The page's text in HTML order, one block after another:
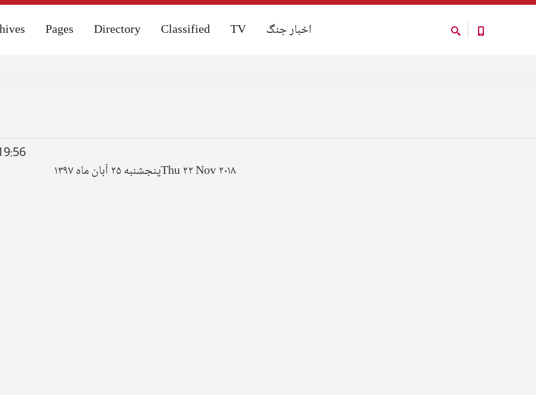
Pages Directory Classified TV اخبار جنگ Pages Directory Classified TV اخبار جنگ
پنجشنبه ۲۵ آبان ماه ۱۳۹۷Thu ۲۲ Nov ۲۰۱۸